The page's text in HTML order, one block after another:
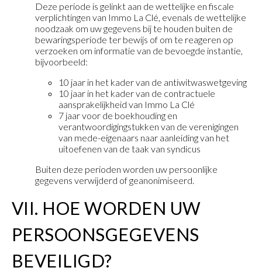
Deze periode is gelinkt aan de wettelijke en fiscale
verplichtingen van Immo La Clé, evenals de wettelijke
noodzaak om uw gegevens bij te houden buiten de
bewaringsperiode ter bewijs of om te reageren op
verzoeken om informatie van de bevoegde instantie,
bijvoorbeeld:
10 jaar in het kader van de antiwitwaswetgeving
10 jaar in het kader van de contractuele
aansprakelijkheid van Immo La Clé
7 jaar voor de boekhouding en
verantwoordigingstukken van de verenigingen
van mede-eigenaars naar aanleiding van het
uitoefenen van de taak van syndicus
Buiten deze perioden worden uw persoonlijke
gegevens verwijderd of geanonimiseerd.
VII. HOE WORDEN UW
PERSOONSGEGEVENS
BEVEILIGD?